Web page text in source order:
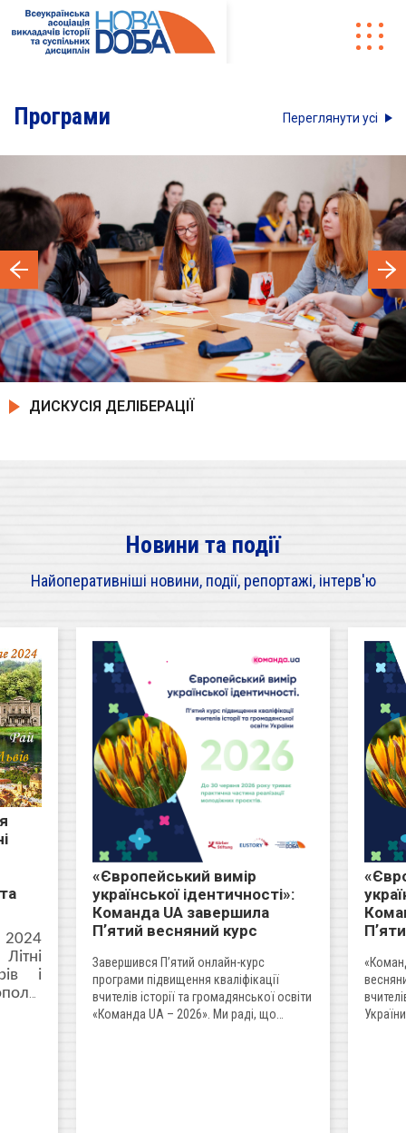
Програми Переглянути усі
ДИСКУСІЯ ДЕЛІБЕРАЦІЇ
Новини та події
Найоперативніші новини, події, репортажі, інтерв'ю
2024
і
«Європейський вимір
української ідентичності»:
Команда UA завершила
Пʼятий весняний курс
Завершився Пʼятий онлайн-курс
програми підвищення кваліфікації
вчителів історії та громадянської освіти
«Команда UA – 2026». Ми раді, що